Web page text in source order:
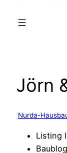
Jörn
Nurda-
Listing